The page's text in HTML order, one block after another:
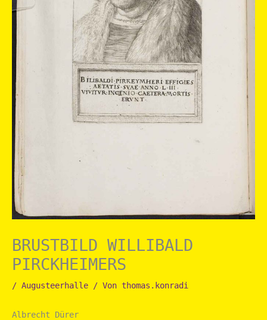
BRUSTBILD WILLIBALD
PIRCKHEIMERS
/ Augusteerhalle / Von thomas.konradi
Albrecht Dürer